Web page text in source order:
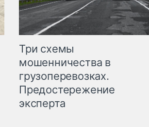
Три схемы
мошенничества в
грузоперевозках.
Предостережение
эксперта